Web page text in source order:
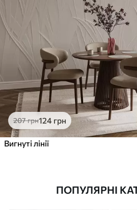
207грн124 грн
Вигнуті лінії
ПОПУЛЯРНІ